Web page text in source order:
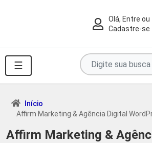
Olá, Entre ou
Cadastre-se
☰
Pesquise
por
produtos
...
Início
Affirm Marketing & Agência Digital
Affirm Marketing &